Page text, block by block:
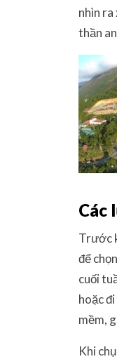
nhìn
thần
Các
Trước
để
cuối
hoặc
mềm,
Khi